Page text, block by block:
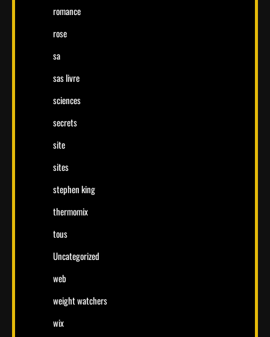
romance
rose
sa
sas livre
sciences
secrets
site
sites
stephen king
thermomix
tous
Uncategorized
web
weight watchers
wix